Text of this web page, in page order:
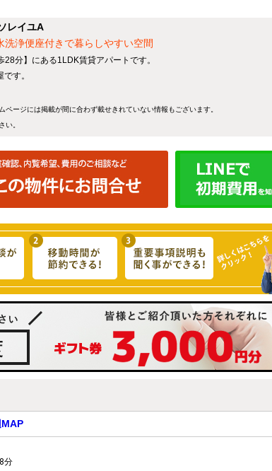
レイユA
浄便座付きで暮らしやすい空間
分】にある1LDK賃貸アパートです。
す。
ージには掲載が間に合わず載せきれていない情報もございます。
い。
分